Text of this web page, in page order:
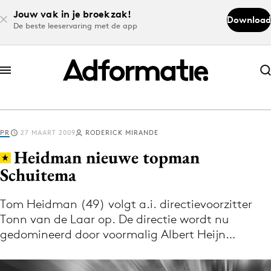
Jouw vak in je broekzak!
De beste leeservaring met de app
Download
Abonneer nu
Abonneer nu
Log in
Volg het laatste nieuws via de Adformatie
Nieuws app
PR 27 MAART 2009 RODERICK MIRANDE
Heidman nieuwe topman
Schuitema
Tom Heidman (49) volgt a.i. directievoorzitter
Tonn van de Laar op. De directie wordt nu
gedomineerd door voormalig Albert Heijn…